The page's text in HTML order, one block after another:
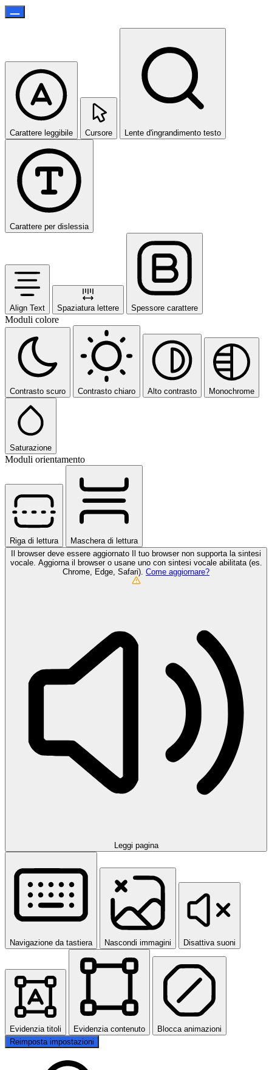
Carattere leggibile Cursore Lente d'ingrandimento testo
Carattere per dislessia
Align Text Spaziatura lettere Spessore carattere
Moduli colore
Contrasto scuro Contrasto chiaro Alto contrasto Monochrome
Saturazione
Moduli orientamento
Riga di lettura
Maschera di lettura
Il browser deve essere aggiornato Il tuo browser non supporta la sintesi
vocale. Aggiorna il browser o usane uno con sintesi vocale abilitata (es.
Chrome, Edge, Safari). Come aggiornare?
Leggi pagina
Navigazione da tastiera Nascondi immagini Disattiva suoni
Evidenzia titoli Evidenzia contenuto
Blocca animazioni
Reimposta impostazioni